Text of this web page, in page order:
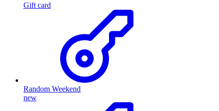
Gift card
Random Weekend
new